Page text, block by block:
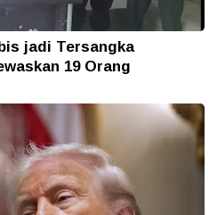
jadi Tersangka
19 Orang